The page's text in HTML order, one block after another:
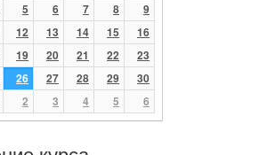
5 6 7 8
9
12 13 14 15
16
19 20 21 22
23
26 27 28 29
30
2 3 4 5 6